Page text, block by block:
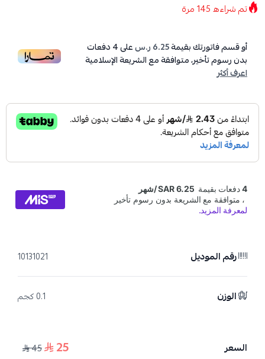
تم شراءه145مرة
أو قسم فاتورتك بقيمة6.25 ر.س على4دفعات
بدون رسوم تأخير، متوافقة مع الشريعة الإسلامية
اعرف أكثر
رقم الموديل 10131021
الوزن 0.1 كجم
السعر 25
45